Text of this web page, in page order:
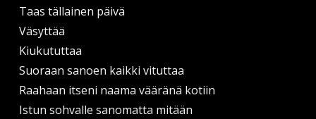
Taas tällainen päivä
Väsyttää
Kiukututtaa
Suoraan sanoen kaikki vituttaa
Raahaan itseni naama vääränä kotiin
Istun sohvalle sanomatta mitään